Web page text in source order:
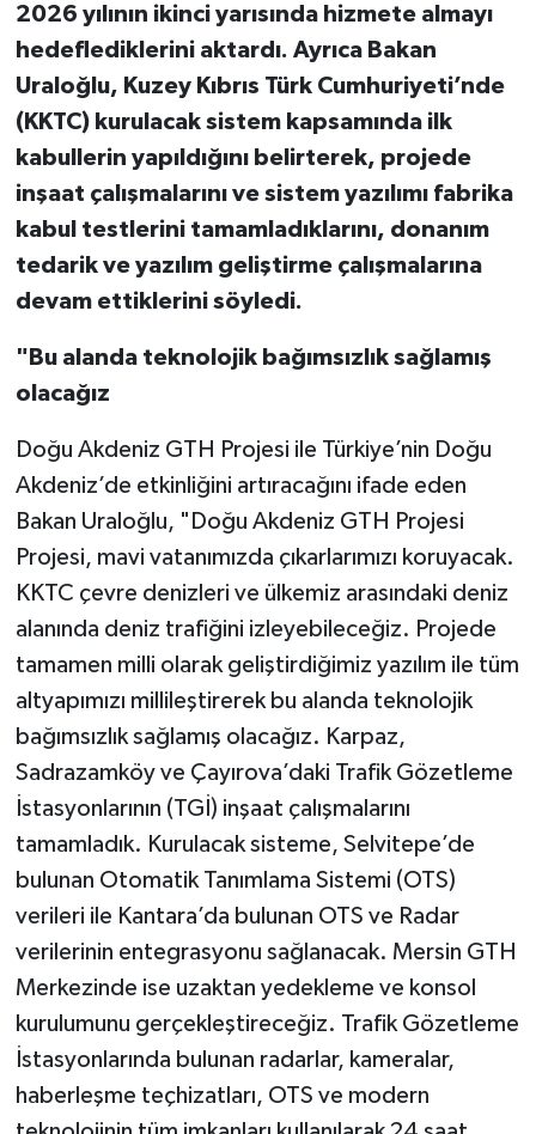
2026 yılının ikinci yarısında hizmete almayı
hedeflediklerini aktardı. Ayrıca Bakan
Uraloğlu, Kuzey Kıbrıs Türk Cumhuriyeti’nde
(KKTC) kurulacak sistem kapsamında ilk
kabullerin yapıldığını belirterek, projede
inşaat çalışmalarını ve sistem yazılımı fabrika
kabul testlerini tamamladıklarını, donanım
tedarik ve yazılım geliştirme çalışmalarına
devam ettiklerini söyledi.
"Bu alanda teknolojik bağımsızlık sağlamış
olacağız
Doğu Akdeniz GTH Projesi ile Türkiye’nin Doğu
Akdeniz’de etkinliğini artıracağını ifade eden
Bakan Uraloğlu, "Doğu Akdeniz GTH Projesi
Projesi, mavi vatanımızda çıkarlarımızı koruyacak.
KKTC çevre denizleri ve ülkemiz arasındaki deniz
alanında deniz trafiğini izleyebileceğiz. Projede
tamamen milli olarak geliştirdiğimiz yazılım ile tüm
altyapımızı millileştirerek bu alanda teknolojik
bağımsızlık sağlamış olacağız. Karpaz,
Sadrazamköy ve Çayırova’daki Trafik Gözetleme
İstasyonlarının (TGİ) inşaat çalışmalarını
tamamladık. Kurulacak sisteme, Selvitepe’de
bulunan Otomatik Tanımlama Sistemi (OTS)
verileri ile Kantara’da bulunan OTS ve Radar
verilerinin entegrasyonu sağlanacak. Mersin GTH
Merkezinde ise uzaktan yedekleme ve konsol
kurulumunu gerçekleştireceğiz. Trafik Gözetleme
İstasyonlarında bulunan radarlar, kameralar,
haberleşme teçhizatları, OTS ve modern